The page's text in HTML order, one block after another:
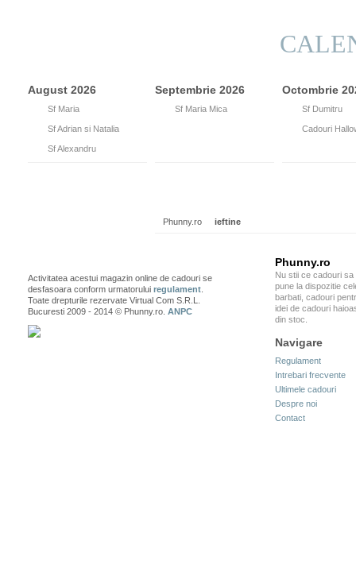
August 2026
Sf Maria
Sf Adrian si Natalia
Sf Alexandru
Septembrie 2026
Sf Maria Mica
Octombrie
Sf Dumitru
Cadouri
Phunny.ro ieftine
Activitatea acestui magazin online de cadouri se
desfasoara conform urmatorului regulament
Toate drepturile rezervate Virtual Com S.R.L.
Bucuresti 2009 - 2014 © Phunny.ro. ANPC
Phunny.ro
Nu stii ce cadouri sa
pune la dispozitie
barbati, cadouri
idei de cadouri
din stoc.
Navigare
Regulament
Intrebari frecvente
Ultimele cadouri
Despre noi
Contact